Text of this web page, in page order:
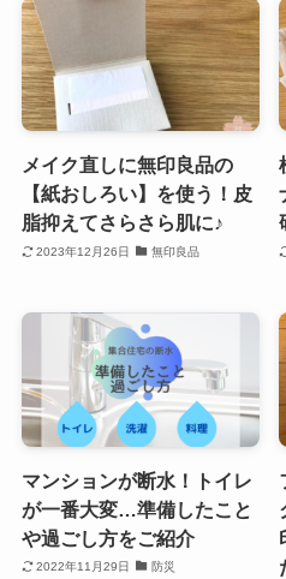
メイク直しに無印良品の
【紙おしろい】を使う！皮
脂抑えてさらさら肌に♪
2023年12月26日 無印良品
マンションが断水！トイレ
が一番大変…準備したこと
や過ごし方をご紹介
2022年11月29日 防災